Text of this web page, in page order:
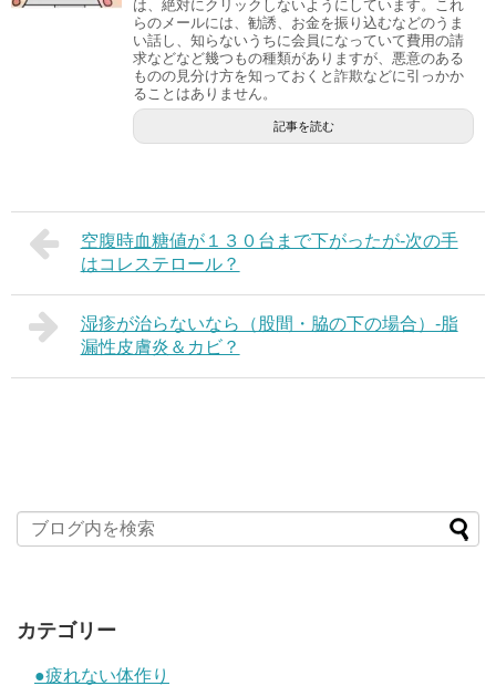
は、絶対にクリックしないようにしています。これ
らのメールには、勧誘、お金を振り込むなどのうま
い話し、知らないうちに会員になっていて費用の請
求などなど幾つもの種類がありますが、悪意のある
ものの見分け方を知っておくと詐欺などに引っかか
ることはありません。
記事を読む
空腹時血糖値が１３０台まで下がったが-次の手
はコレステロール？
湿疹が治らないなら（股間・脇の下の場合）-脂
漏性皮膚炎＆カビ？
カテゴリー
●疲れない体作り